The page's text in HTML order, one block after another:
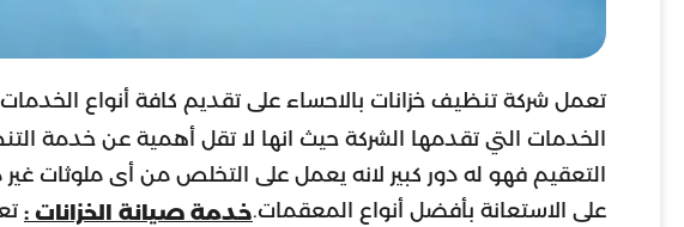
تعمل شركة تنظيف خزانات بالاحساء على تقديم كافة أنواع الخدمات
الخدمات التي تقدمها الشركة حيث انها لا تقل أهمية عن خدمة
التعقيم فهو له دور كبير لانه يعمل على التخلص من أى ملوثات غير
على الاستعانة بأفضل أنواع المعقمات.خدمة صيانة الخزانات :